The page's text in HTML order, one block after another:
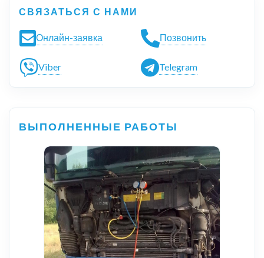
СВЯЗАТЬСЯ С НАМИ
Онлайн-заявка Позвонить
Viber Telegram
ВЫПОЛНЕННЫЕ РАБОТЫ